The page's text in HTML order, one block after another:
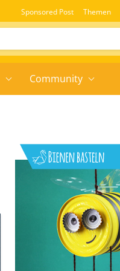
Sponsored Post Themen
Community